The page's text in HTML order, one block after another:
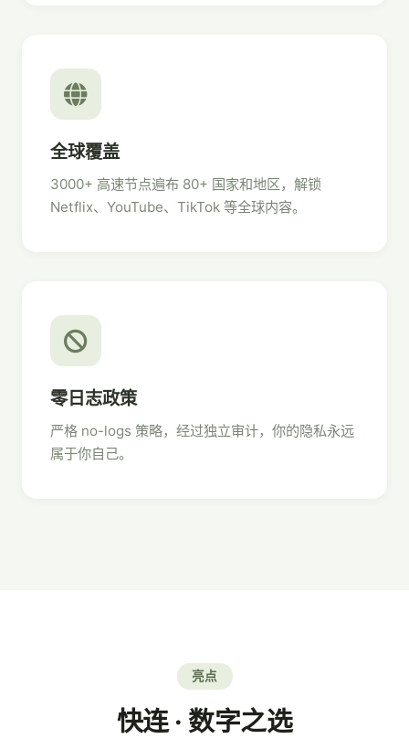
全球覆盖
3000+ 高速节点遍布 80+ 国家和地区，解锁
Netflix、YouTube、TikTok 等全球内容。
零日志政策
严格 no-logs 策略，经过独立审计，你的隐私永远
属于你自己。
亮点
快连 · 数字之选